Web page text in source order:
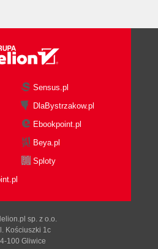
Sensus.pl
DlaBystrzakow.pl
Ebookpoint.pl
Beya.pl
Sploty
sp. z o.o.
Kościuszki 1c
100 Gliwice